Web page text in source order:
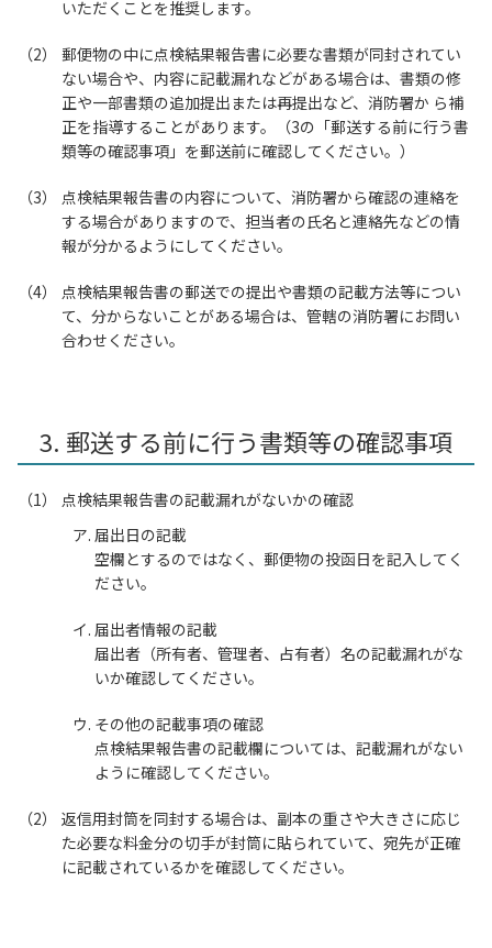
いただくことを推奨します。
郵便物の中に点検結果報告書に必要な書類が同封されてい
ない場合や、内容に記載漏れなどがある場合は、書類の修
正や一部書類の追加提出または再提出など、消防署か ら補
正を指導することがあります。（3の「郵送する前に行う書
類等の確認事項」を郵送前に確認してください。）
点検結果報告書の内容について、消防署から確認の連絡を
する場合がありますので、担当者の氏名と連絡先などの情
報が分かるようにしてください。
点検結果報告書の郵送での提出や書類の記載方法等につい
て、分からないことがある場合は、管轄の消防署にお問い
合わせください。
3. 郵送する前に行う書類等の確認事項
点検結果報告書の記載漏れがないかの確認
届出日の記載
空欄とするのではなく、郵便物の投函日を記入してく
ださい。
届出者情報の記載
届出者（所有者、管理者、占有者）名の記載漏れがな
いか確認してください。
その他の記載事項の確認
点検結果報告書の記載欄については、記載漏れがない
ように確認してください。
返信用封筒を同封する場合は、副本の重さや大きさに応じ
た必要な料金分の切手が封筒に貼られていて、宛先が正確
に記載されているかを確認してください。